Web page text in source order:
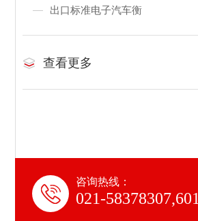
出口标准电子汽车衡
查看更多
咨询热线：
021-58378307,601